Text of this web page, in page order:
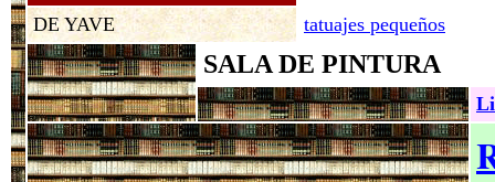
DE YAVE tatuajes pequeños
SALA DE PINTURA